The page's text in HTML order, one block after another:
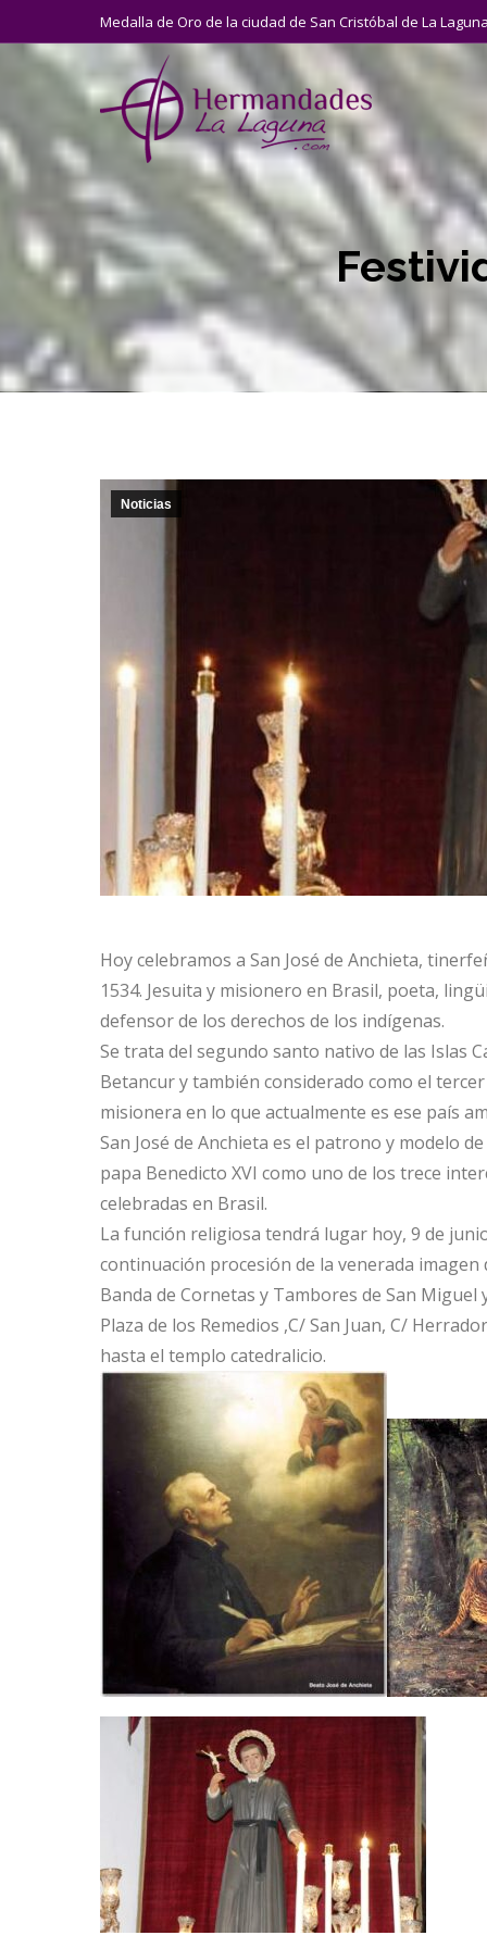
Medalla de Oro de la ciudad de San Cristóbal de La Laguna
Noticias
Hoy celebramos a San José de Anchieta,
1534. Jesuita y misionero en Brasil, poeta,
defensor de los derechos de los indígenas.
Se trata del segundo santo nativo de las Islas
Betancur y también considerado como el
misionera en lo que actualmente es ese país
San José de Anchieta es el patrono y modelo
papa Benedicto XVI como uno de los trece
celebradas en Brasil.
La función religiosa tendrá lugar hoy, 9 de
continuación procesión de la venerada imagen
Banda de Cornetas y Tambores de San
Plaza de los Remedios ,C/ San Juan, C/
hasta el templo catedralicio.